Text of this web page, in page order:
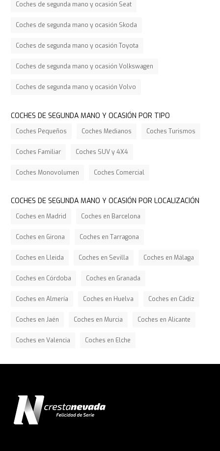
Coches de segunda mano y ocasión Seat
Coches de segunda mano y ocasión Skoda
Coches de segunda mano y ocasión Toyota
Coches de segunda mano y ocasión Volkswagen
Coches de segunda mano y ocasión Volvo
COCHES DE SEGUNDA MANO Y OCASIÓN POR TIPO
Coches Pequeños Coches Medianos Coches Turismos
Coches Familiar Coches SUV y 4X4
Coches Monovolumen Coches Comercial
COCHES DE SEGUNDA MANO Y OCASIÓN POR LOCALIZACIÓN
Coches en Madrid Coches en Barcelona
Coches en Girona Coches en Tarragona
Coches en Lleida Coches en Sevilla Coches en Málaga
Coches en Córdoba Coches en Granada
Coches en Almería Coches en Huelva Coches en Cádiz
Coches en Jaén Coches en Murcia Coches en Alicante
Coches en Valencia Coches en Elche